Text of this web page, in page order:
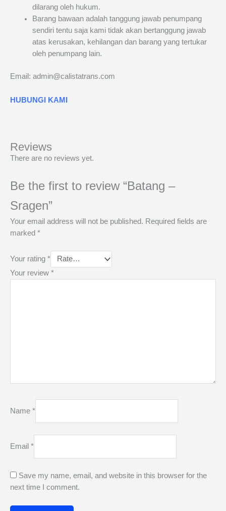
dilarang oleh hukum.
Barang bawaan adalah tanggung jawab penumpang
sendiri tentu saja kami tidak akan bertanggung jawab
atas kerusakan, kehilangan dan barang yang tertukar
oleh penumpang lain.
Email: admin@calistatrans.com
HUBUNGI KAMI
Reviews
There are no reviews yet.
Be the first to review “Batang –
Sragen”
Your email address will not be published. Required fields are
marked *
Your rating *
Your review *
Name *
Email *
Save my name, email, and website in this browser for the
next time I comment.